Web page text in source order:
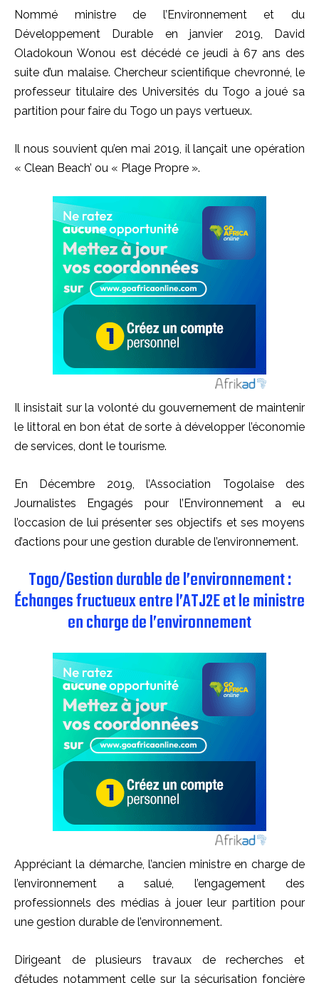
Nommé ministre de l’Environnement et du
Développement Durable en janvier 2019, David
Oladokoun Wonou est décédé ce jeudi à 67 ans des
suite d’un malaise. Chercheur scientifique chevronné, le
professeur titulaire des Universités du Togo a joué sa
partition pour faire du Togo un pays vertueux.
Il nous souvient qu’en mai 2019, il lançait une opération
« Clean Beach’ ou « Plage Propre ».
Il insistait sur la volonté du gouvernement de maintenir
le littoral en bon état de sorte à développer l’économie
de services, dont le tourisme.
En Décembre 2019, l’Association Togolaise des
Journalistes Engagés pour l’Environnement a eu
l’occasion de lui présenter ses objectifs et ses moyens
d’actions pour une gestion durable de l’environnement.
Togo/Gestion durable de l’environnement :
Échanges fructueux entre l’ATJ2E et le ministre
en charge de l’environnement
Appréciant la démarche, l’ancien ministre en charge de
l’environnement a salué, l’engagement des
professionnels des médias à jouer leur partition pour
une gestion durable de l’environnement.
Dirigeant de plusieurs travaux de recherches et
d’études notamment celle sur la sécurisation foncière